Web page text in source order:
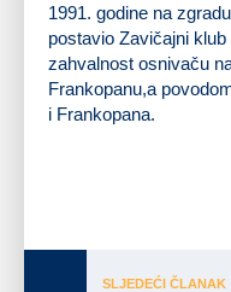
1991. godine na
postavio Zavičajni
zahvalnost osnivaču
Frankopanu,a
i Frankopana.
SLJEDEĆI ČLANAK